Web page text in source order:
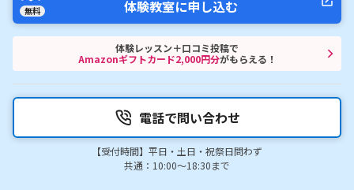
無料 体験教室に申し込む
体験レッスン＋口コミ投稿で
Amazonギフトカード2,000円分がもらえる！
電話で問い合わせ
【受付時間】平日・土日・祝祭日問わず
共通：10:00～18:30まで